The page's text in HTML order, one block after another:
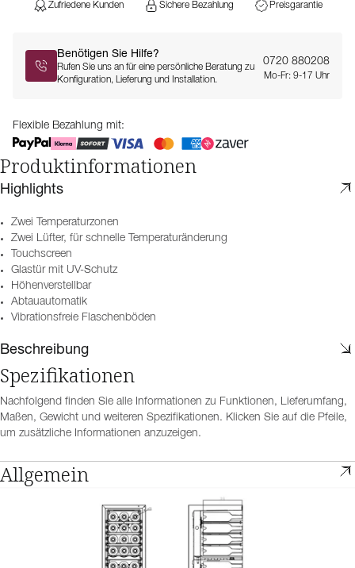
Zufriedene Kunden Sichere Bezahlung Preisgarantie
Benötigen Sie Hilfe?
Rufen Sie uns an für eine persönliche Beratung zu
Konfiguration, Lieferung und Installation.
0720 880208
Mo-Fr: 9-17 Uhr
Flexible Bezahlung mit:
Produktinformationen
Highlights
Zwei Temperaturzonen
Zwei Lüfter, für schnelle Temperaturänderung
Touchscreen
Glastür mit UV-Schutz
Höhenverstellbar
Abtauautomatik
Vibrationsfreie Flaschenböden
Beschreibung
Spezifikationen
Nachfolgend finden Sie alle Informationen zu Funktionen, Lieferumfang,
Maßen, Gewicht und weiteren Spezifikationen. Klicken Sie auf die Pfeile,
um zusätzliche Informationen anzuzeigen.
Allgemein